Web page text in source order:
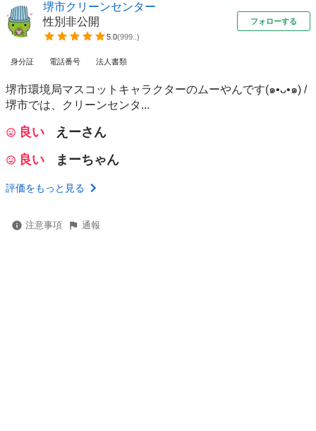
堺市クリーンセンター
性別非公開
5.0(999.. )
フォローする
身分証 電話番号 法人書類
堺市環境局マスコットキャラクターのムーやんです(๑•ᴗ•๑) /
堺市では、クリーンセンタ...
良い
えーさん
良い
まーちゃん
評価をもっと見る
注意事項 通報